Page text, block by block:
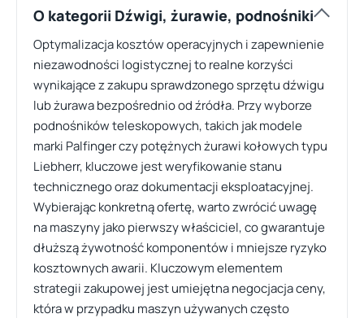
O kategorii Dźwigi, żurawie, podnośniki
Optymalizacja kosztów operacyjnych i zapewnienie
niezawodności logistycznej to realne korzyści
wynikające z zakupu sprawdzonego sprzętu dźwigu
lub żurawa bezpośrednio od źródła. Przy wyborze
podnośników teleskopowych, takich jak modele
marki Palfinger czy potężnych żurawi kołowych typu
Liebherr, kluczowe jest weryfikowanie stanu
technicznego oraz dokumentacji eksploatacyjnej.
Wybierając konkretną ofertę, warto zwrócić uwagę
na maszyny jako pierwszy właściciel, co gwarantuje
dłuższą żywotność komponentów i mniejsze ryzyko
kosztownych awarii. Kluczowym elementem
strategii zakupowej jest umiejętna negocjacja ceny,
która w przypadku maszyn używanych często